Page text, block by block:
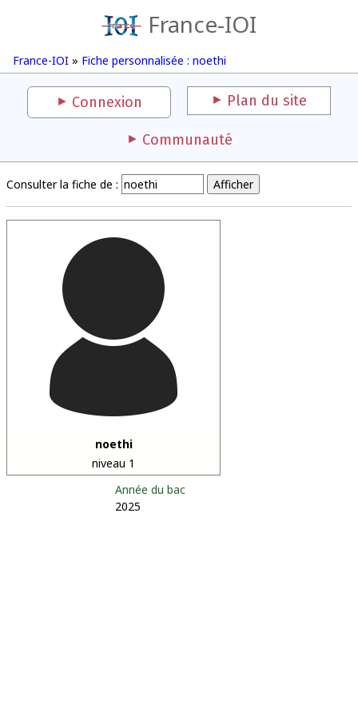
France-IOI
France-IOI » Fiche personnalisée : noethi
Connexion Plan du site
Communauté
Consulter la fiche de :
noethi
niveau 1
Année du bac
2025